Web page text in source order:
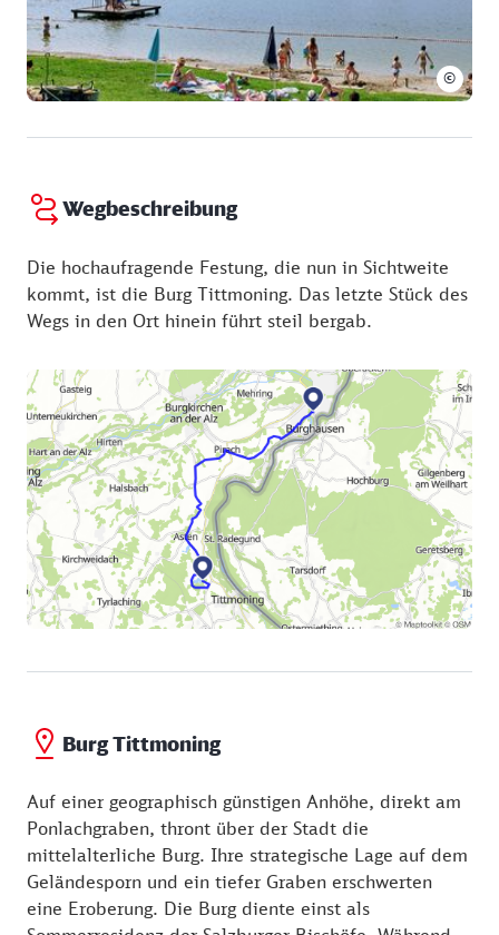
©
Wegbeschreibung
Die hochaufragende Festung, die nun in Sichtweite
kommt, ist die Burg Tittmoning. Das letzte Stück des
Wegs in den Ort hinein führt steil bergab.
Burg Tittmoning
Auf einer geographisch günstigen Anhöhe, direkt am
Ponlachgraben, thront über der Stadt die
mittelalterliche Burg. Ihre strategische Lage auf dem
Geländesporn und ein tiefer Graben erschwerten
eine Eroberung. Die Burg diente einst als